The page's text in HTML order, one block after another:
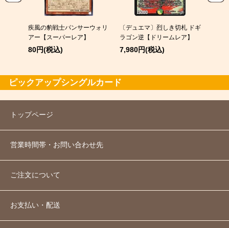
疾風の豹戦士パンサーウォリ
アー【スーパーレア】
80円(税込)
〔デュエマ〕烈しき切札 ドギ
ラゴン逆【ドリームレア】
7,980円(税込)
ピックアップシングルカード
トップページ
営業時間帯・お問い合わせ先
ご注文について
お支払い・配送